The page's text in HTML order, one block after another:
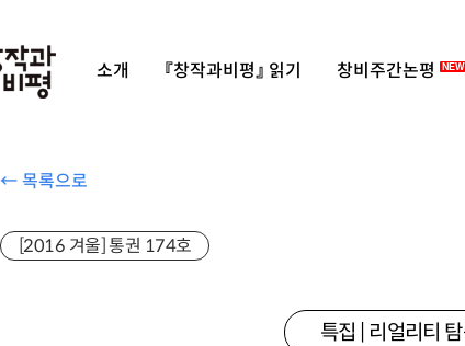
소개 『창작과비평』 읽기 창비주간논평 NEW
← 목록으로
[2016 겨울] 통권 174호
특집 | 리얼리티